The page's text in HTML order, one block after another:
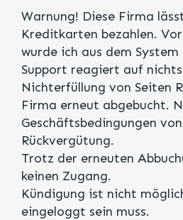
Warnung! Diese Firma
Kreditkarten bezahlen.
wurde ich aus dem
Support reagiert auf
Nichterfüllung von Seiten
Firma erneut abgebucht.
Geschäftsbedingungen
Rückvergütung.
Trotz der erneuten
keinen Zugang.
Kündigung ist nicht
eingeloggt sein muss.